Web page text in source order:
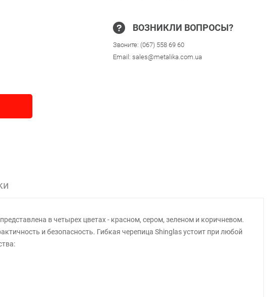
ВОЗНИКЛИ ВОПРОСЫ?
Звоните: (067) 558 69 60
Email: sales@metalika.com.ua
в четырех цветах - красном, сером, зеленом и коричневом.
и безопасность. Гибкая черепица Shinglas устоит при любой